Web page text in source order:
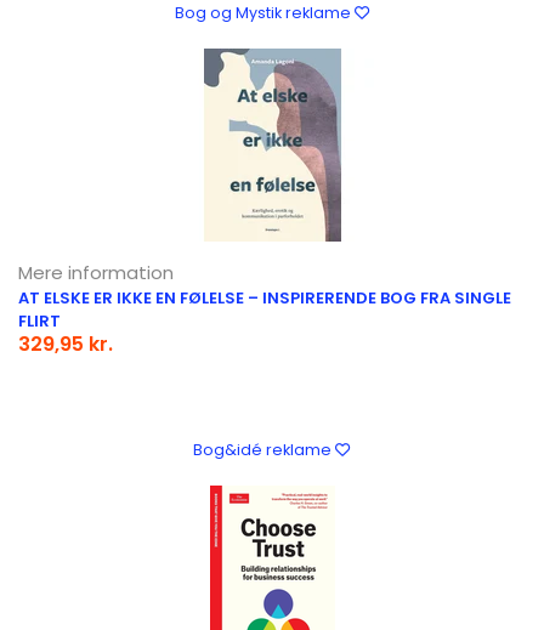
Bog og Mystik reklame
Mere information
AT ELSKE ER IKKE EN FØLELSE – INSPIRERENDE BOG FRA SINGLE
FLIRT
329,95 kr.
Bog&idé reklame